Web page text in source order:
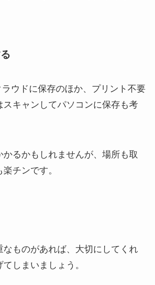
ウドに保存のほか、プリント不要
スキャンしてパソコンに保存も考
かるかもしれませんが、場所も取
チンです。
なものがあれば、大切にしてくれ
しまいましょう。